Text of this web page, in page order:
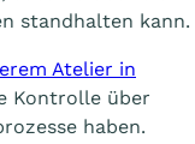
standhalten kann.
Atelier in
Kontrolle über
haben.